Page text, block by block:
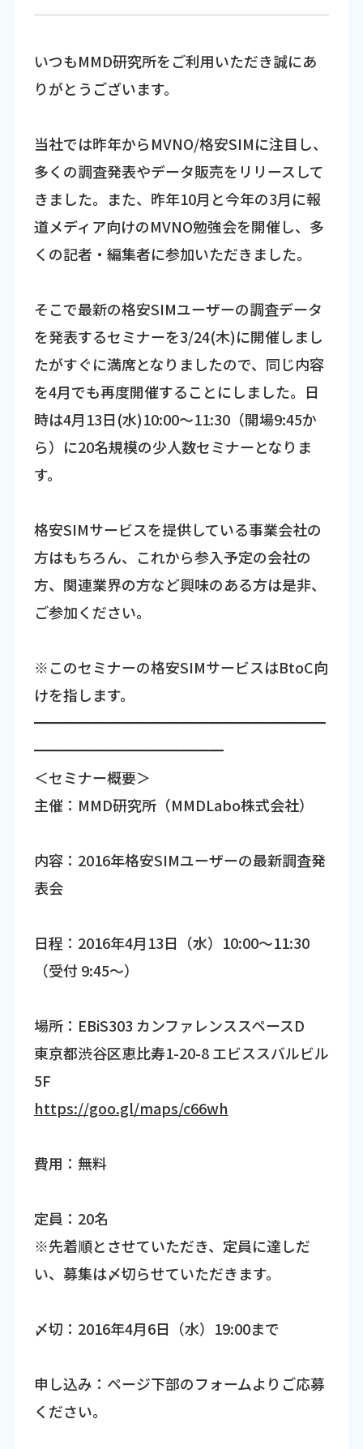
いつもMMD研究所をご利用いただき誠にあ
りがとうございます。
当社では昨年からMVNO/格安SIMに注目し、
多くの調査発表やデータ販売をリリースして
きました。また、昨年10月と今年の3月に報
道メディア向けのMVNO勉強会を開催し、多
くの記者・編集者に参加いただきました。
そこで最新の格安SIMユーザーの調査データ
を発表するセミナーを3/24(木)に開催しまし
たがすぐに満席となりましたので、同じ内容
を4月でも再度開催することにしました。日
時は4月13日(水)10:00～11:30（開場9:45か
ら）に20名規模の少人数セミナーとなりま
す。
格安SIMサービスを提供している事業会社の
方はもちろん、これから参入予定の会社の
方、関連業界の方など興味のある方は是非、
ご参加ください。
※このセミナーの格安SIMサービスはBtoC向
けを指します。
━━━━━━━━━━━━━━━━━━━━
━━━━━━━━━━━━━
＜セミナー概要＞
主催：MMD研究所（MMDLabo株式会社）
内容：2016年格安SIMユーザーの最新調査発
表会
日程：2016年4月13日（水）10:00～11:30
（受付 9:45～）
場所：EBiS303 カンファレンススペースD
東京都渋谷区恵比寿1-20-8 エビススバルビル
5F
https://goo.gl/maps/c66wh
費用：無料
定員：20名
※先着順とさせていただき、定員に達しだ
い、募集は〆切らせていただきます。
〆切：2016年4月6日（水）19:00まで
申し込み：ページ下部のフォームよりご応募
ください。